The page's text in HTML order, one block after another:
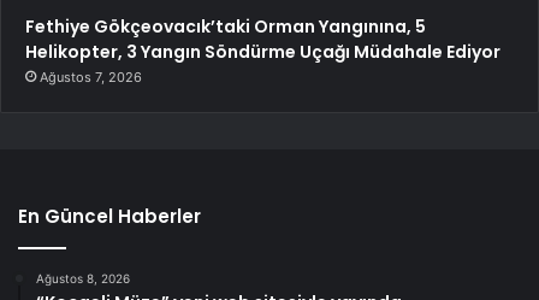
Fethiye Gökçeovacık’taki Orman Yangınına, 5
Helikopter, 3 Yangın Söndürme Uçağı Müdahale Ediyor
Ağustos 7, 2026
En Güncel Haberler
Ağustos 8, 2026